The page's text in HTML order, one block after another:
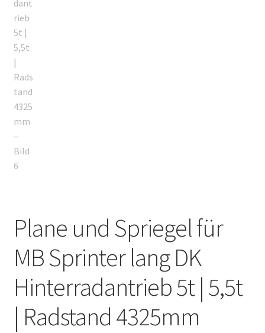
Plane und Spriegel für
MB Sprinter lang DK
Hinterradantrieb 5t | 5,5t
| Radstand 4325mm